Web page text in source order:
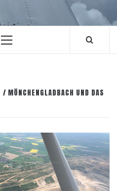
Primäres
MÖNCHENGLADBACH UND DAS